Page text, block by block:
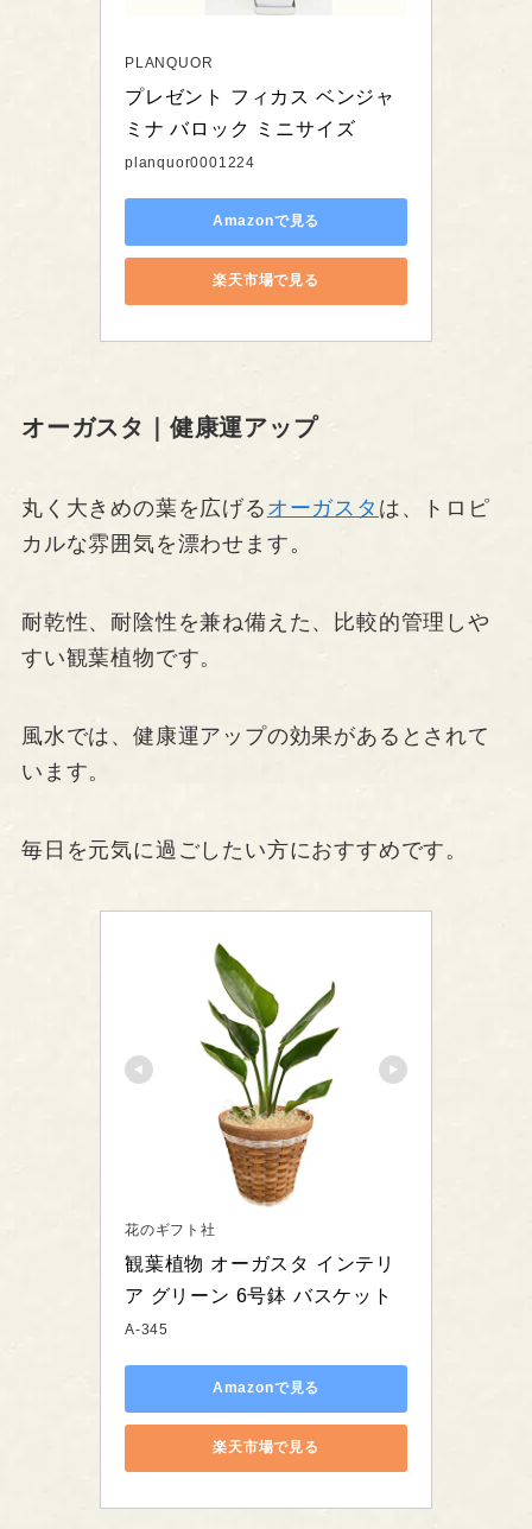
PLANQUOR
プレゼント フィカス ベンジャ
ミナ バロック ミニサイズ
planquor0001224
Amazonで見る
楽天市場で見る
オーガスタ｜健康運アップ
丸く大きめの葉を広げる オーガスタ は、トロピ
カルな雰囲気を漂わせます。
耐乾性、耐陰性を兼ね備えた、比較的管理しや
すい観葉植物です。
風水では、健康運アップの効果があるとされて
います。
毎日を元気に過ごしたい方におすすめです。
花のギフト社
観葉植物 オーガスタ インテリ
ア グリーン 6号鉢 バスケット
A-345
Amazonで見る
楽天市場で見る